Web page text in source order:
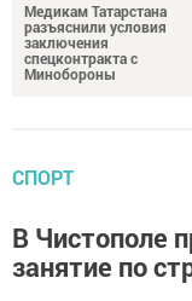
Медикам Татарстана
разъяснили условия
заключения
спецконтракта с
Минобороны
СПОРТ
В Чистополе
занятие по